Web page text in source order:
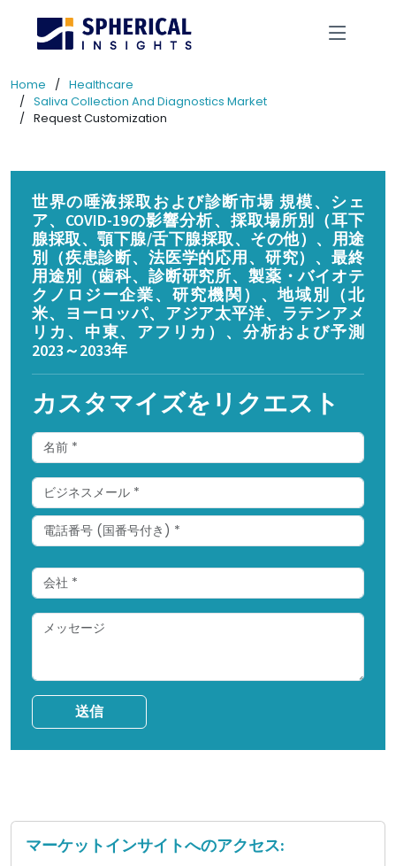
Home
Healthcare
Saliva Collection And Diagnostics Market
Request Customization
世界の唾液採取および診断市場 規模、シェ
ア、COVID-19の影響分析、採取場所別（耳下
腺採取、顎下腺/舌下腺採取、その他）、用途
別（疾患診断、法医学的応用、研究）、最終
用途別（歯科、診断研究所、製薬・バイオテ
クノロジー企業、研究機関）、地域別（北
米、ヨーロッパ、アジア太平洋、ラテンアメ
リカ、中東、アフリカ）、分析および予測
2023～2033年
カスタマイズをリクエスト
送信
マーケットインサイトへのアクセス: